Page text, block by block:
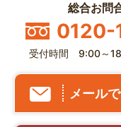
総合お問
受付時間 9:00～
メール